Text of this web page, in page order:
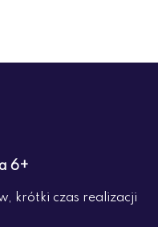
6+
krótki czas realizacji